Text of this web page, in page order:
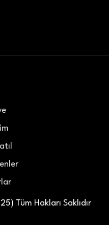
Tüm Hakları Saklıdır